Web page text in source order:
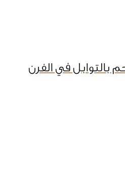
بالتوابل في الفرن